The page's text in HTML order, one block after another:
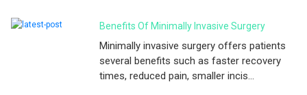
Benefits Of Minimally Invasive Surgery
Minimally invasive surgery offers patients
several benefits such as faster recovery
times, reduced pain, smaller incis...